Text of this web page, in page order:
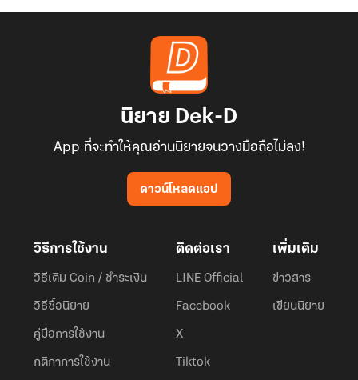
นิยาย Dek-D
App ที่จะทำให้คุณอ่านนิยายจนวางมือถือไม่ลง!
ดาวน์โหลดแอป
วิธีการใช้งาน
วิธีเติม Coin / ชำระเงิน
วิธีซื้อนิยาย
คู่มือการใช้งาน
กติกาการใช้งาน
ติดต่อเรา
LINE Official
Facebook
X
Tiktok
เพิ่มเติม
ข่าวสาร
เขียนนิยาย